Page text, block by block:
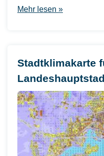
Mehr lesen »
Stadtklimakarte